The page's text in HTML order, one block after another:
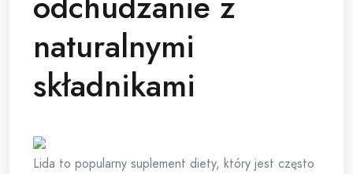
naturalnymi
składnikami
Lida to popularny suplement diety, który jest często